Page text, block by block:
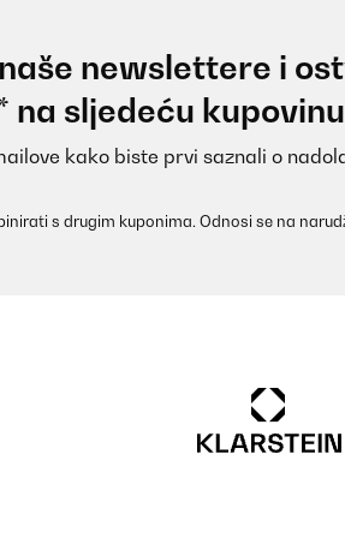
es öfter beib uns Spieße.
newslettere i
na sljedeću
kako biste prvi saznali o
s drugim kuponima. Odnosi se na